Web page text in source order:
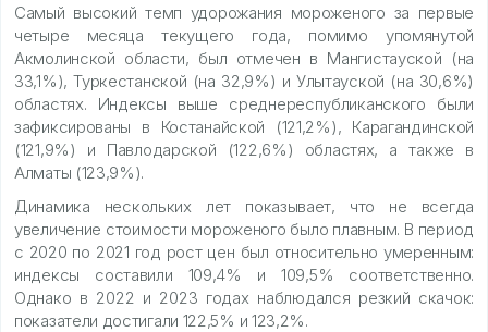
Самый высокий темп удорожания мороженого за первые
четыре месяца текущего года, помимо упомянутой
Акмолинской области, был отмечен в Мангистауской (на
33,1%), Туркестанской (на 32,9%) и Улытауской (на 30,6%)
областях. Индексы выше среднереспубликанского были
зафиксированы в Костанайской (121,2%), Карагандинской
(121,9%) и Павлодарской (122,6%) областях, а также в
Алматы (123,9%).
Динамика нескольких лет показывает, что не всегда
увеличение стоимости мороженого было плавным. В период
с 2020 по 2021 год рост цен был относительно умеренным:
индексы составили 109,4% и 109,5% соответственно.
Однако в 2022 и 2023 годах наблюдался резкий скачок:
показатели достигали 122,5% и 123,2%.